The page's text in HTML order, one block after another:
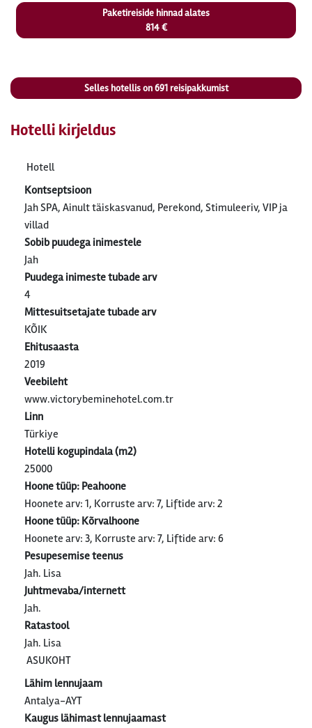
Paketireiside hinnad alates
814 €
Selles hotellis on691reisipakkumist
Hotelli kirjeldus
Hotell
Kontseptsioon
Jah SPA, Ainult täiskasvanud, Perekond, Stimuleeriv, VIP ja
villad
Sobib puudega inimestele
Jah
Puudega inimeste tubade arv
4
Mittesuitsetajate tubade arv
KÕIK
Ehitusaasta
2019
Veebileht
www.victorybeminehotel.com.tr
Linn
Türkiye
Hotelli kogupindala (m2)
25000
Hoone tüüp: Peahoone
Hoonete arv: 1, Korruste arv: 7, Liftide arv: 2
Hoone tüüp: Kõrvalhoone
Hoonete arv: 3, Korruste arv: 7, Liftide arv: 6
Pesupesemise teenus
Jah. Lisa
Juhtmevaba/internett
Jah.
Ratastool
Jah. Lisa
ASUKOHT
Lähim lennujaam
Antalya-AYT
Kaugus lähimast lennujaamast